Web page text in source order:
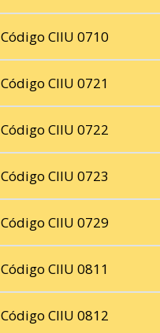
Código CIIU 0710
Código CIIU 0721
Código CIIU 0722
Código CIIU 0723
Código CIIU 0729
Código CIIU 0811
Código CIIU 0812